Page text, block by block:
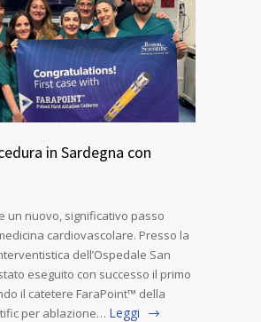
in Sardegna con
un nuovo, significativo passo
cardiovascolare. Presso la
dell’Ospedale San
eseguito con successo il primo
il catetere FaraPoint™ della
per ablazione… Leggi